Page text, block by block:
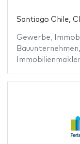
Santiago Chile,
Gewerbe,
Bauunternehmen,